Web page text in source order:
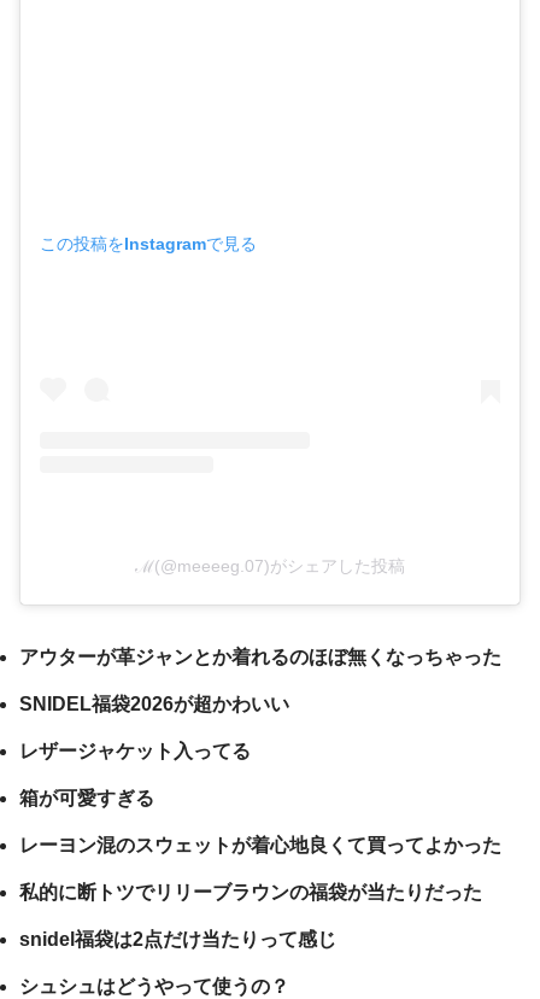
この投稿をInstagramで見る
ℳ(@meeeeg.07)がシェアした投稿
アウターが革ジャンとか着れるのほぼ無くなっちゃった
SNIDEL福袋2026が超かわいい
レザージャケット入ってる
箱が可愛すぎる
レーヨン混のスウェットが着心地良くて買ってよかった
私的に断トツでリリーブラウンの福袋が当たりだった
snidel福袋は2点だけ当たりって感じ
シュシュはどうやって使うの？